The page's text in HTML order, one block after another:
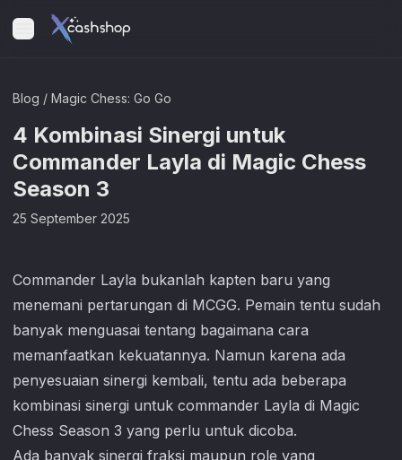
Blog / Magic Chess: Go Go
4 Kombinasi Sinergi untuk
Commander Layla di Magic Chess
Season 3
25 September 2025
Commander Layla bukanlah kapten baru yang
menemani pertarungan di MCGG. Pemain tentu sudah
banyak menguasai tentang bagaimana cara
memanfaatkan kekuatannya. Namun karena ada
penyesuaian sinergi kembali, tentu ada beberapa
kombinasi sinergi untuk commander Layla di Magic
Chess Season 3 yang perlu untuk dicoba.
Ada banyak sinergi fraksi maupun role yang